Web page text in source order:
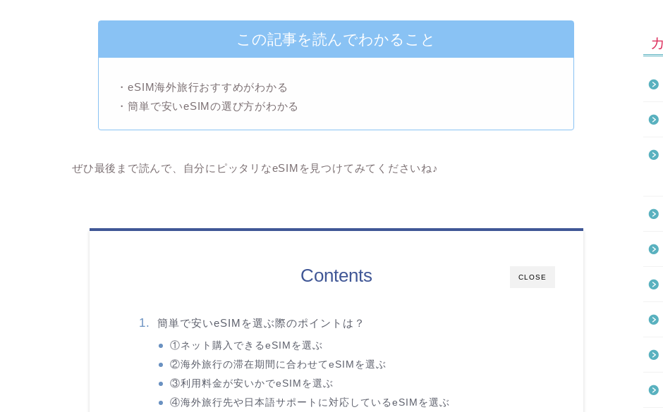
この記事を読んでわかること
・eSIM海外旅行おすすめがわかる
・簡単で安いeSIMの選び方がわかる
ぜひ最後まで読んで、自分にピッタリなeSIMを見つけてみてくださいね♪
CLOSE
Contents
簡単で安いeSIMを選ぶ際のポイントは？
①ネット購入できるeSIMを選ぶ
②海外旅行の滞在期間に合わせてeSIMを選ぶ
③利用料金が安いかでeSIMを選ぶ
④海外旅行先や日本語サポートに対応しているeSIMを選ぶ